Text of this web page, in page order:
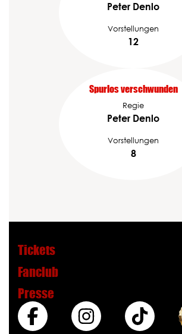
Peter Denlo
Vorstellungen
12
Spurlos verschwunden
Regie
Peter Denlo
Vorstellungen
8
Tickets
Fanclub
Presse